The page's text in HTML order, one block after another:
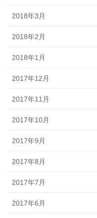
2018年3月
2018年2月
2018年1月
2017年12月
2017年11月
2017年10月
2017年9月
2017年8月
2017年7月
2017年6月